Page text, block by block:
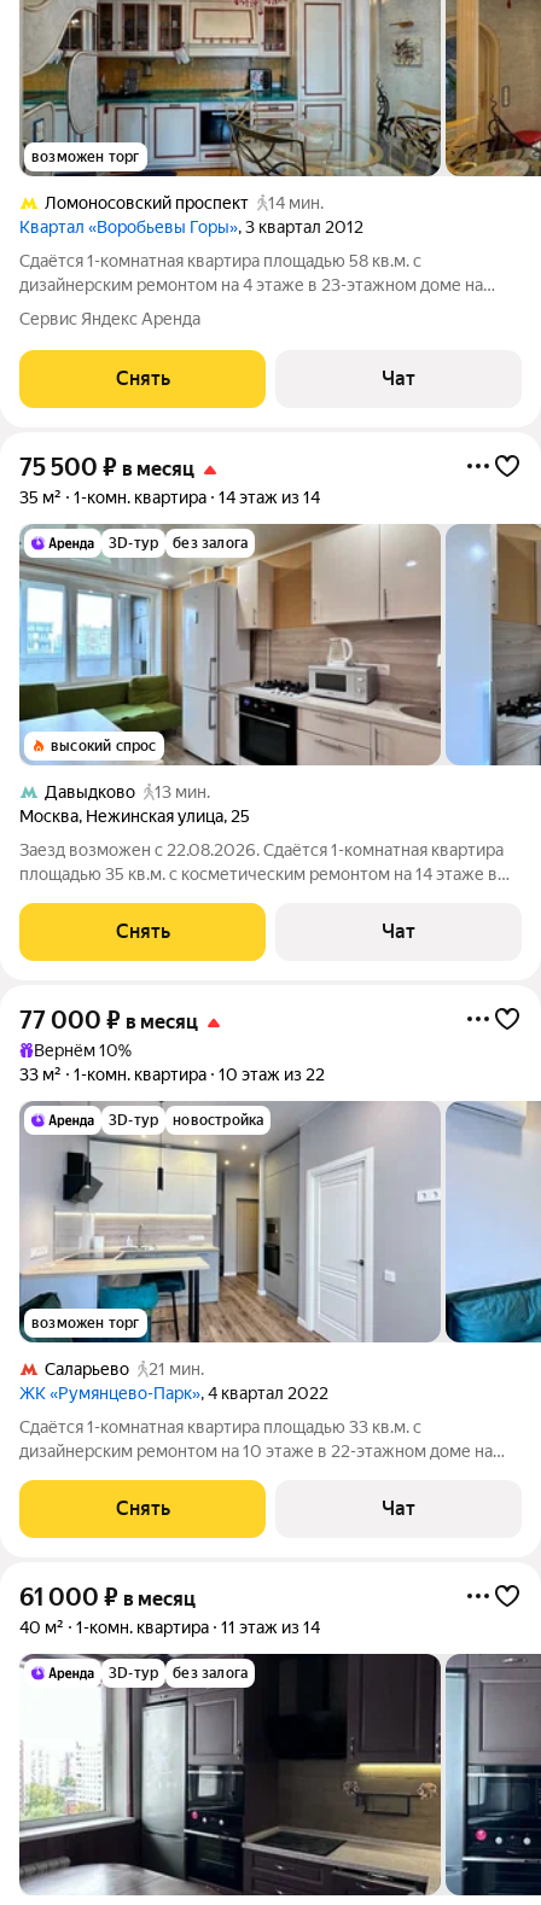
возможен торг
Ломоносовский проспект
14 мин.
Квартал «Воробьевы Горы», 3 квартал 2012
Сдаётся 1-комнатная квартира площадью 58 кв.м. с
дизайнерским ремонтом на 4 этаже в 23-этажном доме на
срок от 11 месяцев. Из техники есть: Телевизор Духовой шкаф
Стиральная машина Сушильная машина Холодильник
Посудомоечная машина Кондиционер
Сервис Яндекс Аренда
Снять Чат
75 500 ₽ в месяц
35 м² 1-комн. квартира 14 этаж из 14
3D-тур без залога
высокий спрос
Давыдково
13 мин.
Москва, Нежинская улица, 25
Заезд возможен с 22.08.2026. Сдаётся 1-комнатная квартира
площадью 35 кв.м. с косметическим ремонтом на 14 этаже в
Кондиционер
Снять Чат
77 000 ₽ в месяц
Вернём 10%
33 м²
1-комн. квартира 10 этаж из 22
3D-тур новостройка
возможен торг
Саларьево
21 мин.
ЖК «Румянцево-Парк», 4 квартал 2022
Сдаётся 1-комнатная квартира площадью 33 кв.м. с
дизайнерским ремонтом на 10 этаже в 22-этажном доме на
Снять Чат
61 000 ₽ в месяц
40 м² 1-комн. квартира 11 этаж из 14
3D-тур без залога